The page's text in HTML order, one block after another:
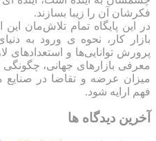
فکرشان آن را زیبا بسازند.
در این پایگاه تمام تلاش‌مان
بازار کار، نحوه ی ورود به
پرورش توانایی‌ها و استعدادهای
معرفی بازارهای جهانی، چگونگی
میزان عرضه و تقاضا در
فهم ارایه شود.
آخرین دیدگاه ها